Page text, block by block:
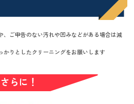
、ご申告のない汚れや凹みなどがある場合は減
かりとしたクリーニングをお願いします
さらに！